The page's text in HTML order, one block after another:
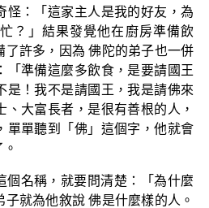
怪：「這家主人是我的好友，為
？」結果發覺他在廚房準備飲
了許多，因為 佛陀的弟子也一併
「準備這麼多飲食，是要請國王
是！我不是請國王，我是請佛來
、大富長者，是很有善根的人，
單單聽到「佛」這個字，他就會
個名稱，就要問清楚：「為什麼
就為他敘說 佛是什麼樣的人。